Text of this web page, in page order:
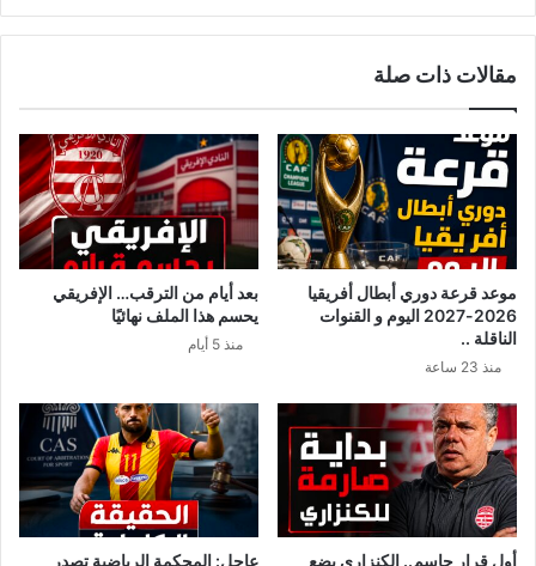
المعلّقين
مقالات ذات صلة
موعد قرعة دوري أبطال أفريقيا
2026-2027 اليوم و القنوات
الناقلة ..
منذ 23 ساعة
بعد أيام من الترقب… الإفريقي
يحسم هذا الملف نهائيًا
منذ 5 أيام
أول قرار حاسم.. الكنزاري يضع
عاجل: المحكمة الرياضية تصدر